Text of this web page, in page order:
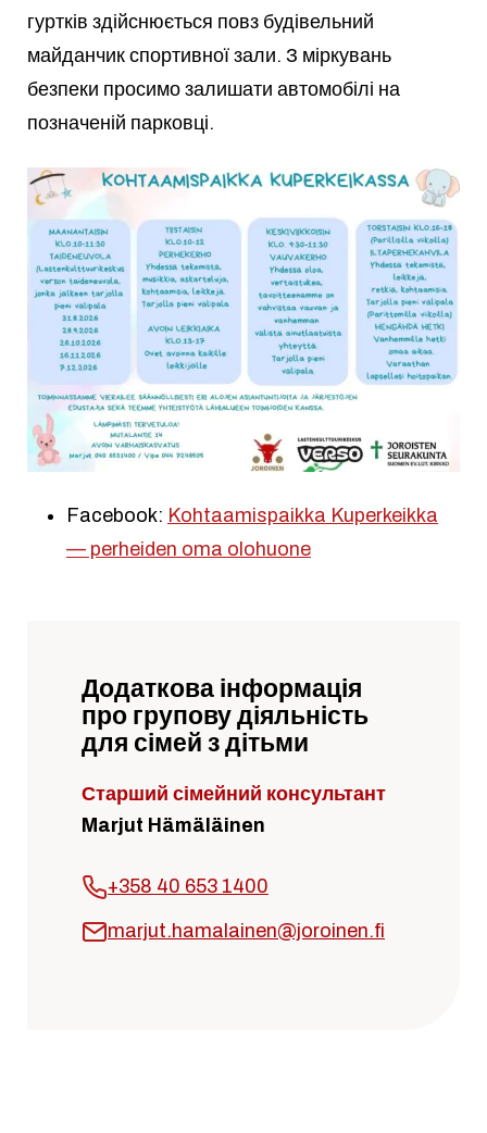
гуртків здійснюється повз будівельний
майданчик спортивної зали. З міркувань
безпеки просимо залишати автомобілі на
позначеній парковці.
Facebook: Kohtaamispaikka Kuperkeikka
— perheiden oma olohuone
Додаткова інформація
про групову діяльність
для сімей з дітьми
Старший сімейний консультант
Marjut Hämäläinen
+358 40 653 1400
marjut.hamalainen@joroinen.fi